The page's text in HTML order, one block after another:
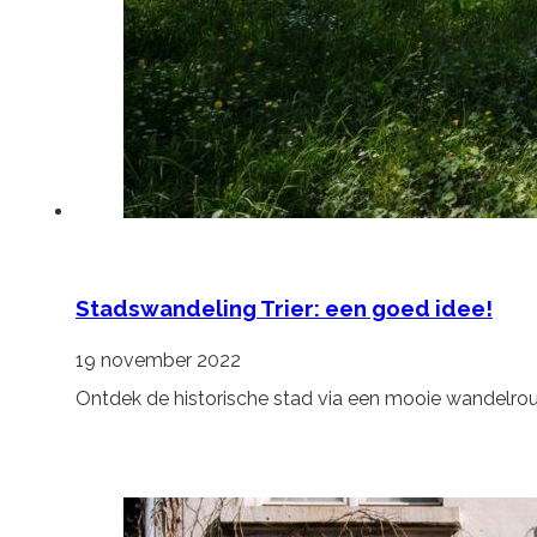
Stadswandeling Trier: een goed idee!
19 november 2022
Ontdek de historische stad via een mooie